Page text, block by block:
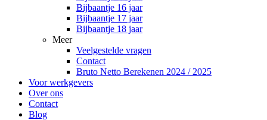
Bijbaantje 16 jaar
Bijbaantje 17 jaar
Bijbaantje 18 jaar
Meer
Veelgestelde vragen
Contact
Bruto Netto Berekenen 2024 / 2025
Voor werkgevers
Over ons
Contact
Blog